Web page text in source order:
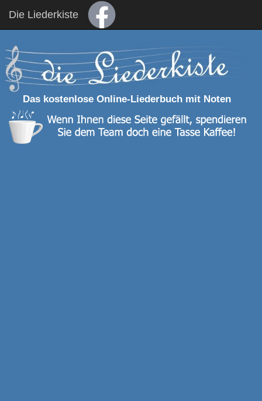
Die Liederkiste
Das kostenlose Online-Liederbuch mit Noten